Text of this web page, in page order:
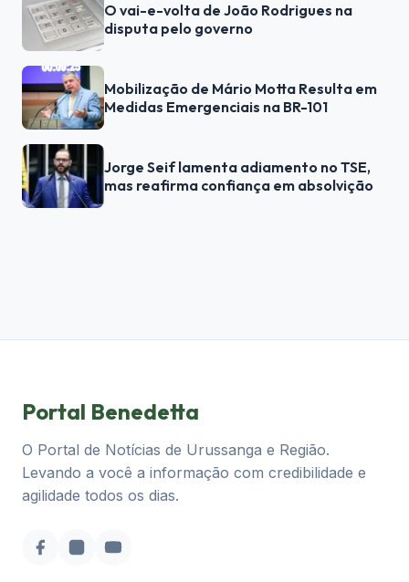
O vai-e-volta de João Rodrigues na
disputa pelo governo
Mobilização de Mário Motta Resulta em
Medidas Emergenciais na BR-101
Jorge Seif lamenta adiamento no TSE,
mas reafirma confiança em absolvição
Portal Benedetta
O Portal de Notícias de Urussanga e Região.
Levando a você a informação com credibilidade e
agilidade todos os dias.